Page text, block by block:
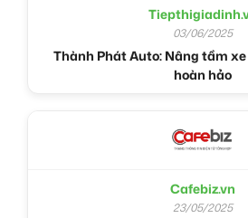
03/06/2025
Thành Phát Auto: Nâng tầm
hoàn hảo
Cafebiz.vn
23/05/2025